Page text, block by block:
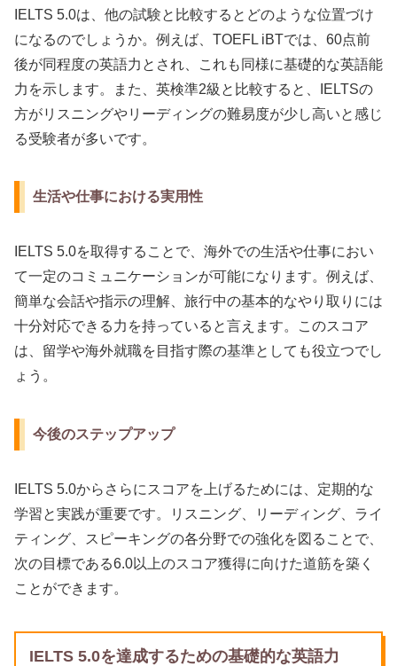
IELTS 5.0は、他の試験と比較するとどのような位置づけ
になるのでしょうか。例えば、TOEFL iBTでは、60点前
後が同程度の英語力とされ、これも同様に基礎的な英語能
力を示します。また、英検準2級と比較すると、IELTSの
方がリスニングやリーディングの難易度が少し高いと感じ
る受験者が多いです。
生活や仕事における実用性
IELTS 5.0を取得することで、海外での生活や仕事におい
て一定のコミュニケーションが可能になります。例えば、
簡単な会話や指示の理解、旅行中の基本的なやり取りには
十分対応できる力を持っていると言えます。このスコア
は、留学や海外就職を目指す際の基準としても役立つでし
ょう。
今後のステップアップ
IELTS 5.0からさらにスコアを上げるためには、定期的な
学習と実践が重要です。リスニング、リーディング、ライ
ティング、スピーキングの各分野での強化を図ることで、
次の目標である6.0以上のスコア獲得に向けた道筋を築く
ことができます。
IELTS 5.0を達成するための基礎的な英語力